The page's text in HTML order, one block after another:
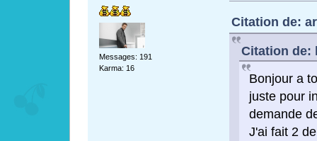
Messages: 191
Karma: 16
Citation de:
Citation de:
Bonjour a
juste pour
demande
J'ai fait 2